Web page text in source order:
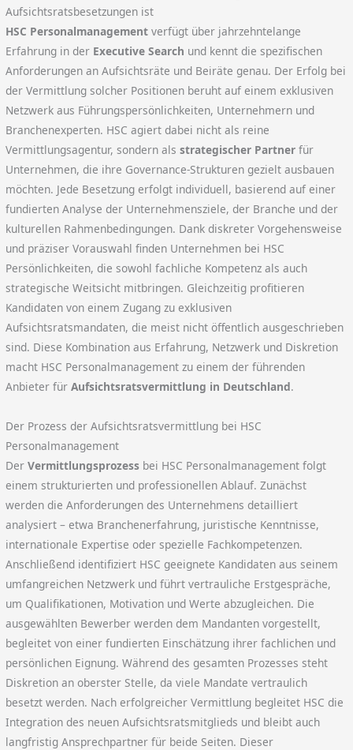
Aufsichtsratsbesetzungen ist
HSC Personalmanagement verfügt über jahrzehntelange
Erfahrung in der Executive Search und kennt die spezifischen
Anforderungen an Aufsichtsräte und Beiräte genau. Der Erfolg bei
der Vermittlung solcher Positionen beruht auf einem exklusiven
Netzwerk aus Führungspersönlichkeiten, Unternehmern und
Branchenexperten. HSC agiert dabei nicht als reine
Vermittlungsagentur, sondern alsstrategischer Partner für
Unternehmen, die ihre Governance-Strukturen gezielt ausbauen
möchten. Jede Besetzung erfolgt individuell, basierend auf einer
fundierten Analyse der Unternehmensziele, der Branche und der
kulturellen Rahmenbedingungen. Dank diskreter Vorgehensweise
und präziser Vorauswahl finden Unternehmen bei HSC
Persönlichkeiten, die sowohl fachliche Kompetenz als auch
strategische Weitsicht mitbringen. Gleichzeitig profitieren
Kandidaten von einem Zugang zu exklusiven
Aufsichtsratsmandaten, die meist nicht öffentlich ausgeschrieben
sind. Diese Kombination aus Erfahrung, Netzwerk und Diskretion
macht HSC Personalmanagement zu einem der führenden
Anbieter fürAufsichtsratsvermittlung in Deutschland.
Der Prozess der Aufsichtsratsvermittlung bei HSC
Personalmanagement
DerVermittlungsprozess bei HSC Personalmanagement folgt
einem strukturierten und professionellen Ablauf. Zunächst
werden die Anforderungen des Unternehmens detailliert
analysiert – etwa Branchenerfahrung, juristische Kenntnisse,
internationale Expertise oder spezielle Fachkompetenzen.
Anschließend identifiziert HSC geeignete Kandidaten aus seinem
umfangreichen Netzwerk und führt vertrauliche Erstgespräche,
um Qualifikationen, Motivation und Werte abzugleichen. Die
ausgewählten Bewerber werden dem Mandanten vorgestellt,
begleitet von einer fundierten Einschätzung ihrer fachlichen und
persönlichen Eignung. Während des gesamten Prozesses steht
Diskretion an oberster Stelle, da viele Mandate vertraulich
besetzt werden. Nach erfolgreicher Vermittlung begleitet HSC die
Integration des neuen Aufsichtsratsmitglieds und bleibt auch
langfristig Ansprechpartner für beide Seiten. Dieser